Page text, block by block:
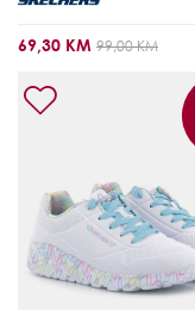
69,30 KM 99,00 KM